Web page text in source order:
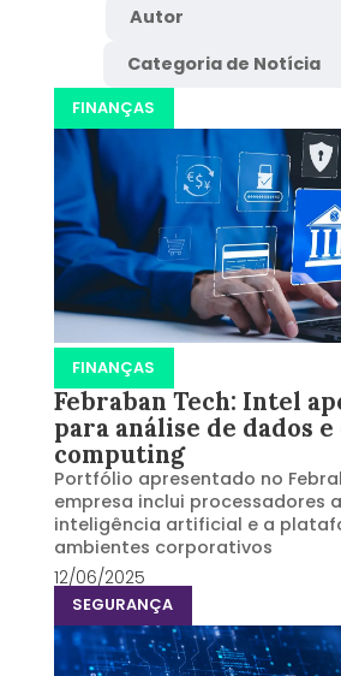
FINANÇAS
FINANÇAS
Febraban Tech: Intel
para análise de dados e
computing
Portfólio apresentado no
empresa inclui processadores
inteligência artificial e a
ambientes corporativos
12/06/2025
SEGURANÇA